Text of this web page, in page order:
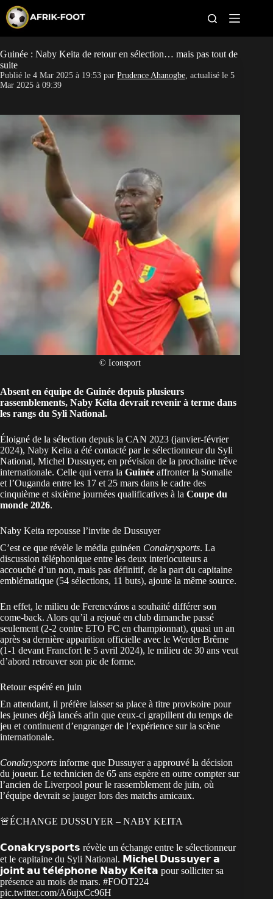
p
o
c
o
e
CAN féminine
Pays
Classement
Paris sportifs
Guinée : Naby Keita de retour en sélection… mais pas tout de
suite
Publié le 4 Mar 2025 à 19:53 par Prudence Ahanogbe, actualisé le 5
Mar 2025 à 09:39
© Iconsport
Absent en équipe de Guinée depuis plusieurs
rassemblements, Naby Keita devrait revenir à terme dans
les rangs du Syli National.
Éloigné de la sélection depuis la CAN 2023 (janvier-février
2024), Naby Keita a été contacté par le sélectionneur du Syli
National, Michel Dussuyer, en prévision de la prochaine trêve
internationale. Celle qui verra la Guinée affronter la Somalie
et l’Ouganda entre les 17 et 25 mars dans le cadre des
cinquième et sixième journées qualificatives à la Coupe du
monde 2026.
Naby Keita repousse l’invite de Dussuyer
C’est ce que révèle le média guinéen Conakrysports. La
discussion téléphonique entre les deux interlocuteurs a
accouché d’un non, mais pas définitif, de la part du capitaine
emblématique (54 sélections, 11 buts), ajoute la même source.
En effet, le milieu de Ferencváros a souhaité différer son
come-back. Alors qu’il a rejoué en club dimanche passé
seulement (2-2 contre ETO FC en championnat), quasi un an
après sa dernière apparition officielle avec le Werder Brême
(1-1 devant Francfort le 5 avril 2024), le milieu de 30 ans veut
d’abord retrouver son pic de forme.
Retour espéré en juin
En attendant, il préfère laisser sa place à titre provisoire pour
les jeunes déjà lancés afin que ceux-ci grapillent du temps de
jeu et continuent d’engranger de l’expérience sur la scène
internationale.
Conakrysports informe que Dussuyer a approuvé la décision
du joueur. Le technicien de 65 ans espère en outre compter sur
l’ancien de Liverpool pour le rassemblement de juin, où
l’équipe devrait se jauger lors des matchs amicaux.
🚨ÉCHANGE DUSSUYER – NABY KEITA
𝗖𝗼𝗻𝗮𝗸𝗿𝘆𝘀𝗽𝗼𝗿𝘁𝘀 révèle un échange entre le sélectionneur
et le capitaine du Syli National. 𝗠𝗶𝗰𝗵𝗲𝗹 𝗗𝘂𝘀𝘀𝘂𝘆𝗲𝗿 𝗮
𝗷𝗼𝗶𝗻𝘁 𝗮𝘂 𝘁𝗲́𝗹𝗲́𝗽𝗵𝗼𝗻𝗲 𝗡𝗮𝗯𝘆 𝗞𝗲𝗶𝘁𝗮 pour solliciter sa
présence au mois de mars. #FOOT224
pic.twitter.com/A6ujxCc96H